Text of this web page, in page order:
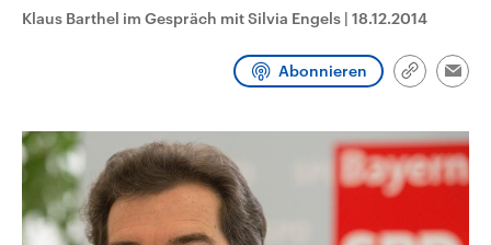
Umfragen, Prognosen,
Wahlprogramme, aktuelle Berichte
und Kandidaten der anstehenden
Klaus Barthel im Gespräch mit Silvia Engels | 18.12.2014
Abonnieren
Link